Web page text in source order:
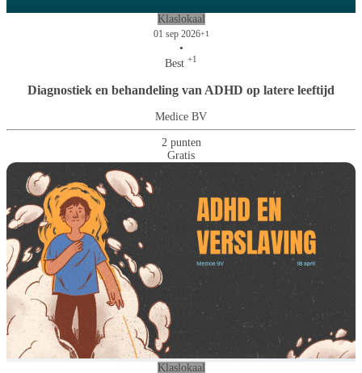
Klaslokaal
01 sep 2026+1
•
Best +1
Diagnostiek en behandeling van ADHD op latere leeftijd
Medice BV
2 punten
Gratis
Klaslokaal